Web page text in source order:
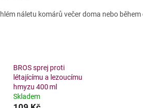
náletu komárů večer doma nebo
BROS sprej proti
létajícímu a lezoucímu
hmyzu 400 ml
Skladem